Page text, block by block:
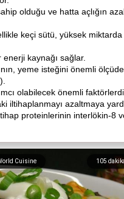
olduğu ve hatta açlığın
keçi sütü, yüksek
kaynağı sağlar.
yeme isteğini önemli
olabilecek önemli
iltihaplanmayı azaltmaya
proteinlerinin interlökin-
105
Cuisine